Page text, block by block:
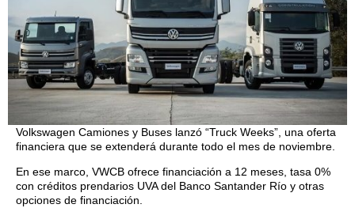
Volkswagen Camiones y Buses lanzó “Truck Weeks”, una oferta
financiera que se extenderá durante todo el mes de noviembre.
En ese marco, VWCB ofrece financiación a 12 meses, tasa 0%
con créditos prendarios UVA del Banco Santander Río y otras
opciones de financiación.